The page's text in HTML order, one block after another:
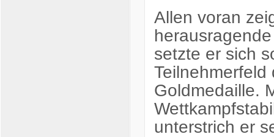
Allen voran
setzte er sich
Goldmedaille.
unterstrich er